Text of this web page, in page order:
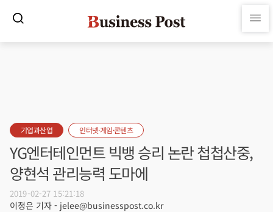
기업과산업 인터넷·게임·콘텐츠
YG엔터테인먼트 빅뱅 승리 논란 첩첩산중,
양현석 관리능력 도마에
2019-02-27 15:21:18
이정은 기자 - jelee@businesspost.co.kr